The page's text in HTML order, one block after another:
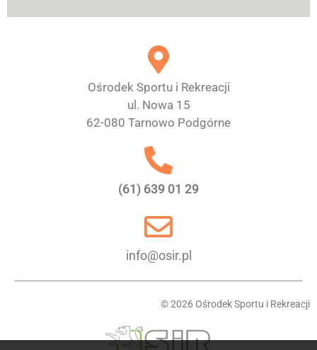
Ośrodek Sportu i Rekreacji
ul. Nowa 15
62-080 Tarnowo Podgórne
(61) 639 01 29
info@osir.pl
© 2026 Ośrodek Sportu i Rekreacji